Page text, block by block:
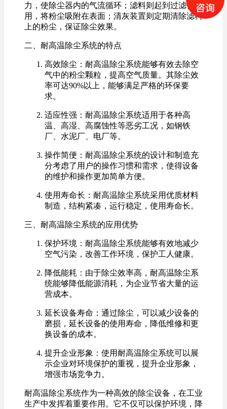
力，使除尘器内的气流循环；滤料则起到过滤作
用，将粉尘吸附在表面；清灰装置则定期清除滤料
上的粉尘，保证除尘效果。
二、耐高温除尘系统的特点
高效除尘：耐高温除尘系统能够有效去除空
气中的粉尘颗粒，提高空气质量。其除尘效
率可达90%以上，能够满足严格的环保要
求。
适应性强：耐高温除尘系统适用于各种高
温、高湿、高腐蚀性等恶劣工况，如钢铁
厂、水泥厂、电厂等。
操作简便：耐高温除尘系统的设计和制造充
分考虑了用户的操作习惯和需求，使得设备
的维护和操作更加简单方便。
使用寿命长：耐高温除尘系统采用优质材料
制造，结构紧凑，运行稳定，使用寿命长。
三、耐高温除尘系统的应用优势
保护环境：耐高温除尘系统能够有效地减少
空气污染，改善工作环境，保护工人健康。
降低能耗：由于除尘效率高，耐高温除尘系
统能够降低能源消耗，为企业节省大量的运
营成本。
延长设备寿命：通过除尘，可以减少设备的
磨损，延长设备的使用寿命，降低维修和更
换设备的成本。
提升企业形象：使用耐高温除尘系统可以展
示企业对环境保护的重视，提升企业形象，
增强市场竞争力。
耐高温除尘系统作为一种高效的除尘设备，在工业
生产中发挥着重要作用。它不仅可以保护环境，降